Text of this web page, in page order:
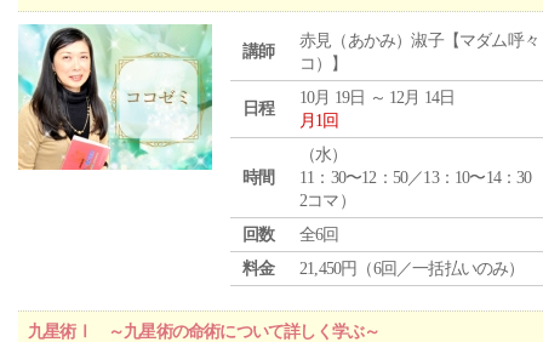
講師
赤見（あかみ）淑子【マダム呼々
コ）】
日程
10月 19日 ～ 12月 14日
月1回
時間
（水）
11：30〜12：50／13：10〜14：30
2コマ）
回数
全6回
料金
21,450円（6回／一括払いのみ）
九星術Ⅰ ～九星術の命術について詳しく学ぶ～